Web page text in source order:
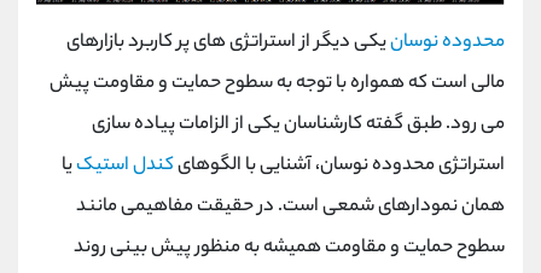
محدوده نوسانیکی دیگر از استراتژی های پر کاربرد بازارهای
مالی است که همواره با توجه به سطوح حمایت و مقاومت پیش
می رود. طبق گفته‌ کارشناسان یکی از الزامات پیاده ‌سازی
استراتژی محدوده نوسان، آشنایی با الگوهایکندل استیکیا
همان نمودار‌های شمعی است. در حقیقت مفاهیمی مانند
سطوح حمایت و مقاومت همیشه به منظور پیش‌ بینی روند